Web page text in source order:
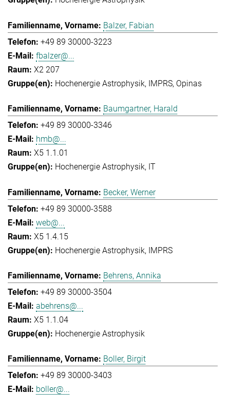
Balzer, Fabian
+49 89 30000-3223
fbalzer@...
X2 207
Hochenergie Astrophysik IMPRS Opinas
Baumgartner, Harald
+49 89 30000-3346
hmb@...
X5 1.1.01
Hochenergie Astrophysik IT
Becker, Werner
+49 89 30000-3588
web@...
X5 1.4.15
Hochenergie Astrophysik IMPRS
Behrens, Annika
+49 89 30000-3504
abehrens@...
X5 1.1.04
Hochenergie Astrophysik
Boller, Birgit
+49 89 30000-3403
boller@...